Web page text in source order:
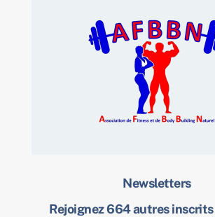
Newsletters
Rejoignez 664 autres